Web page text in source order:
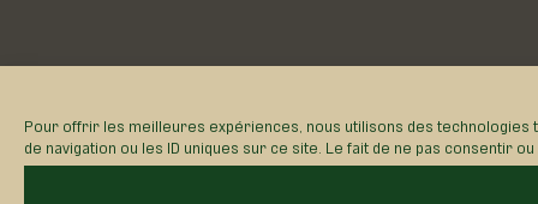
Pour offrir les meilleures expériences, nous utilisons des
de navigation ou les ID uniques sur ce site. Le fait de ne pas